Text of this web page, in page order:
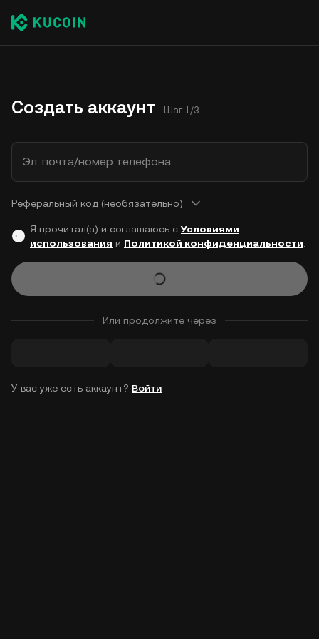
Создать аккаунт Шаг 1/3
Эл. почта/номер телефона
Реферальный код (необязательно)
Я прочитал(а) и соглашаюсь с Условиями
использования и Политикой конфиденциальности
Или продолжите через
У вас уже есть аккаунт? Войти